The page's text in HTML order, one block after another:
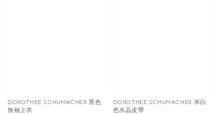
DOROTHEE SCHUMACHER 黑色
無袖上衣
DOROTHEE SCHUMACHER 米白
色水晶皮帶